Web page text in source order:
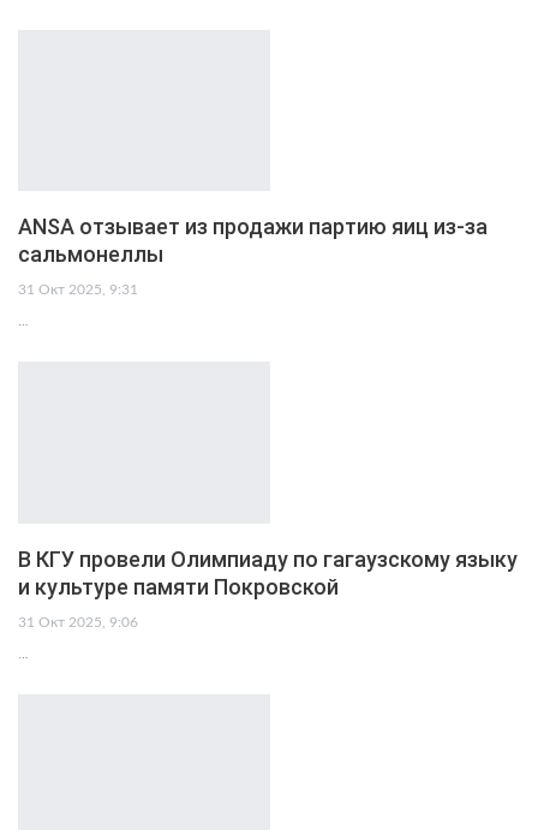
ANSA отзывает из продажи партию яиц из-за
сальмонеллы
31 Окт 2025, 9:31
…
В КГУ провели Олимпиаду по гагаузскому языку
и культуре памяти Покровской
31 Окт 2025, 9:06